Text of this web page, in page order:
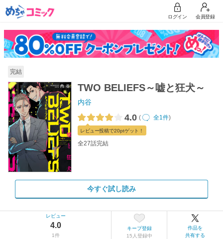
ログイン 会員登録
完結
TWO BELIEFS～嘘と狂犬～
内谷
4.0 ( 全1件)
レビュー投稿で20ptゲット！
全27話完結
今すぐ試し読み
レビュー
4.0
1件
キープ登録
15人登録中
作品を
共有する